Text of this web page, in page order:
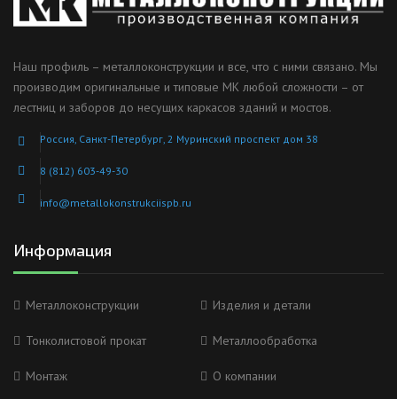
Наш профиль – металлоконструкции и все, что с ними связано. Мы
производим оригинальные и типовые МК любой сложности – от
лестниц и заборов до несущих каркасов зданий и мостов.
Россия, Санкт-Петербург, 2 Муринский проспект дом 38
8 (812) 603-49-30
info@metallokonstrukciispb.ru
Информация
Металлоконструкции Изделия и детали
Тонколистовой прокат Металлообработка
Монтаж О компании